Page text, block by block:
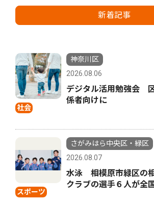
新着記事
社会
神奈川区
2026.08.06
デジタル活用勉強会
係者向けに
スポーツ
さがみはら中央区・緑区
2026.08.07
水泳 相模原市緑区の
クラブの選手６人が全